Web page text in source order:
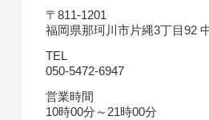
〒811-1201
福岡県那珂川市片縄3丁目92
TEL
050-5472-6947
営業時間
10時00分～21時00分